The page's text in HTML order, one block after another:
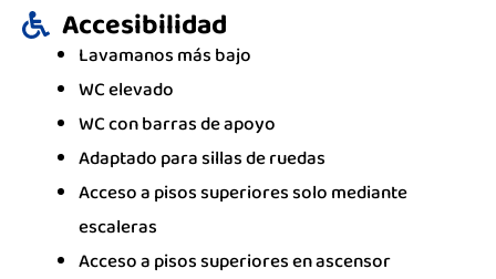
Accesibilidad
Lavamanos más bajo
WC elevado
WC con barras de apoyo
Adaptado para sillas de ruedas
Acceso a pisos superiores solo mediante
escaleras
Acceso a pisos superiores en ascensor